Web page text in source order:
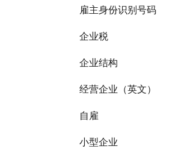
雇主身份识别号码
企业税
企业结构
经营企业（英文）
自雇
小型企业